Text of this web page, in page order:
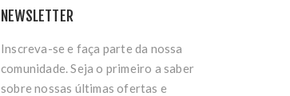
NEWSLETTER
Inscreva-se e faça parte da nossa
comunidade. Seja o primeiro a saber
sobre nossas últimas ofertas e